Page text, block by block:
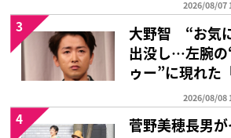
2026/08/07
大野智 “お気
出没し…左腕の
ゥー”に現れた
2026/08/08
3
菅野美穂長男
4